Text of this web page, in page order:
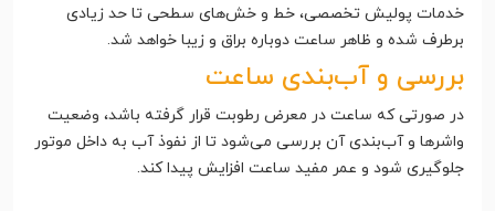
خدمات پولیش تخصصی، خط و خش‌های سطحی تا حد زیادی
برطرف شده و ظاهر ساعت دوباره براق و زیبا خواهد شد.
بررسی و آب‌بندی ساعت
در صورتی که ساعت در معرض رطوبت قرار گرفته باشد، وضعیت
واشرها و آب‌بندی آن بررسی می‌شود تا از نفوذ آب به داخل موتور
جلوگیری شود و عمر مفید ساعت افزایش پیدا کند.